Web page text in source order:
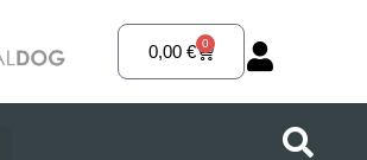
0,00€ 0
Carrito